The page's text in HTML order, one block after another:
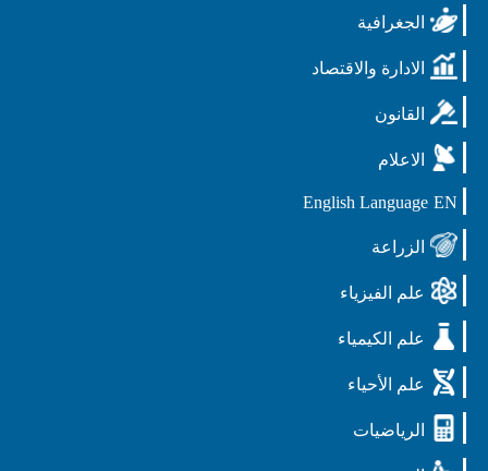
الجغرافية
الادارة والاقتصاد
القانون
الاعلام
EN
English Language
الزراعة
علم الفيزياء
علم الكيمياء
علم الأحياء
الرياضيات